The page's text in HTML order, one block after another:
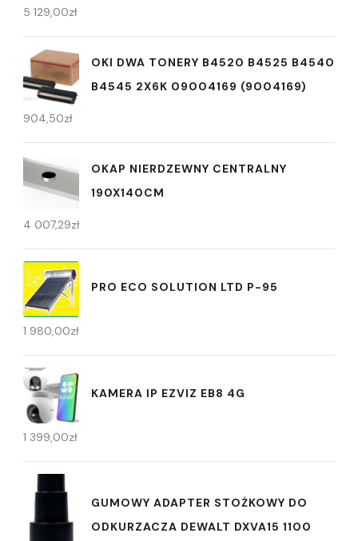
5 129,00zł
OKI DWA TONERY B4520 B4525 B4540
B4545 2X6K 09004169 (9004169)
904,50zł
OKAP NIERDZEWNY CENTRALNY
190X140CM
4 007,29zł
PRO ECO SOLUTION LTD P-95
1 980,00zł
KAMERA IP EZVIZ EB8 4G
1 399,00zł
GUMOWY ADAPTER STOŻKOWY DO
ODKURZACZA DEWALT DXVA15 1100